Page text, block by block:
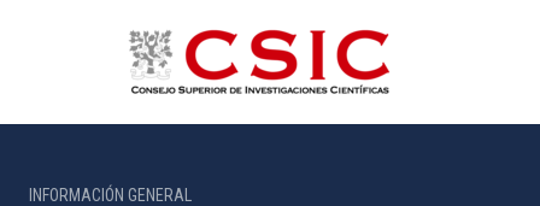
INFORMACIÓN GENERAL